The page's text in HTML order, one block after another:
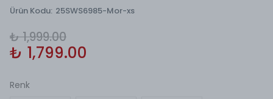
Ürün Kodu: 25SWS6985-Mor-xs
₺ 1,999.00
₺ 1,799.00
Renk